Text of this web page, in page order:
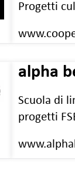
Progetti
alpha
Scuola di
progetti